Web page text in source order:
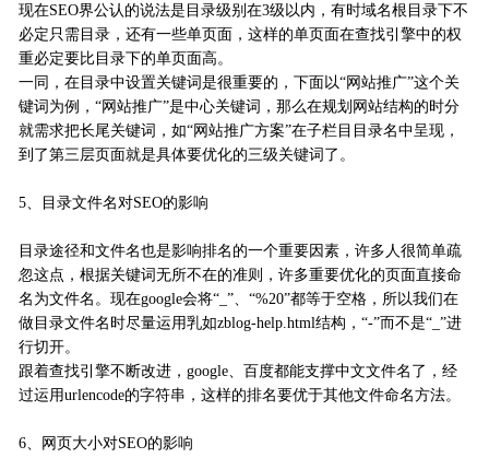
现在SEO界公认的说法是目录级别在3级以内，有时域名根目录下不
必定只需目录，还有一些单页面，这样的单页面在查找引擎中的权
重必定要比目录下的单页面高。
一同，在目录中设置关键词是很重要的，下面以“网站推广”这个关
键词为例，“网站推广”是中心关键词，那么在规划网站结构的时分
就需求把长尾关键词，如“网站推广方案”在子栏目目录名中呈现，
到了第三层页面就是具体要优化的三级关键词了。
5、目录文件名对SEO的影响
目录途径和文件名也是影响排名的一个重要因素，许多人很简单疏
忽这点，根据关键词无所不在的准则，许多重要优化的页面直接命
名为文件名。现在google会将“_”、“%20”都等于空格，所以我们在
做目录文件名时尽量运用乳如zblog-help.html结构，“-”而不是“_”进
行切开。
跟着查找引擎不断改进，google、百度都能支撑中文文件名了，经
过运用urlencode的字符串，这样的排名要优于其他文件命名方法。
6、网页大小对SEO的影响